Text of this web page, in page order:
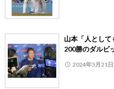
山本「人とし
200勝のダルビ
2024年5月21日